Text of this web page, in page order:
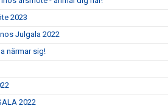
2023
Julgala 2022
närmar sig!
2022